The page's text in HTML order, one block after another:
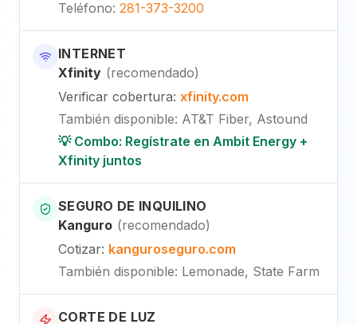
Teléfono: 281-373-3200
INTERNET
Xfinity (recomendado)
Verificar cobertura: xfinity.com
También disponible: AT&T Fiber, Astound
💡 Combo: Regístrate en Ambit Energy +
Xfinity juntos
SEGURO DE INQUILINO
Kanguro (recomendado)
Cotizar: kanguroseguro.com
También disponible: Lemonade, State Farm
CORTE DE LUZ